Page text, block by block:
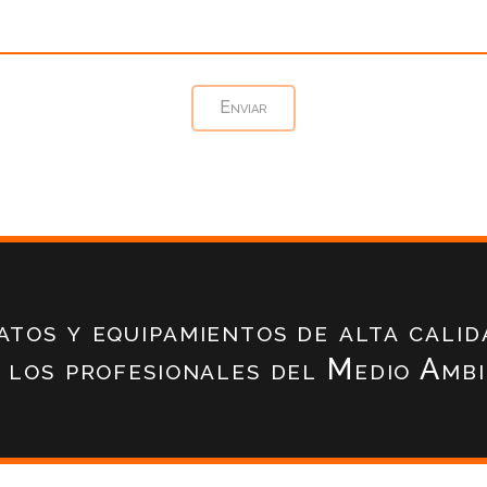
y equipamientos de alta
los profesionales del Medio